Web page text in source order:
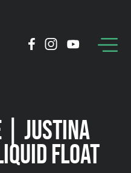
| JUSTINA
FLOAT